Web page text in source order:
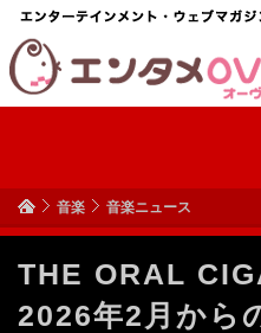
音楽 音楽ニュース
THE ORAL
2026年2月から